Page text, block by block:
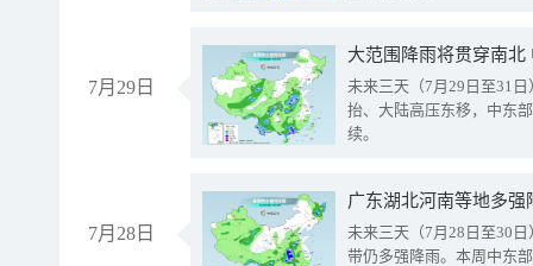
7月29日
大范围降雨将贯穿南
未来三天（7月29日至31
抬、大陆高压东移，中东
续。
7月28日
广东湖北河南等地多
未来三天（7月28日至30
带仍多强降雨。本周中东